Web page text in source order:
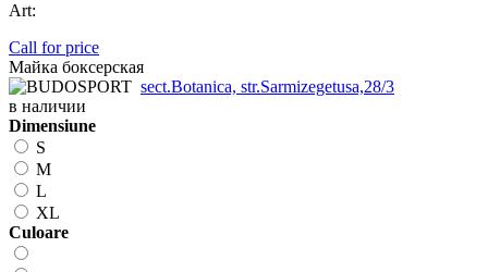
Art:
Call for price
Майка боксерская
sect.Botanica, str.Sarmizegetusa,28/3
в наличии
Dimensiune
S
M
L
XL
Сuloare